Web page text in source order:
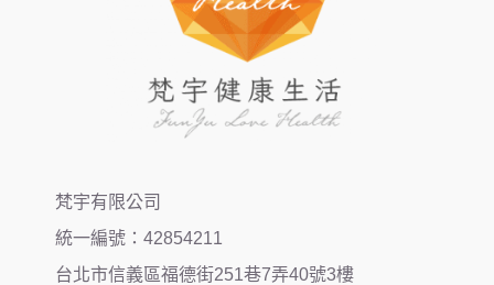
梵宇有限公司
統一編號：42854211
台北市信義區福德街251巷7弄40號3樓